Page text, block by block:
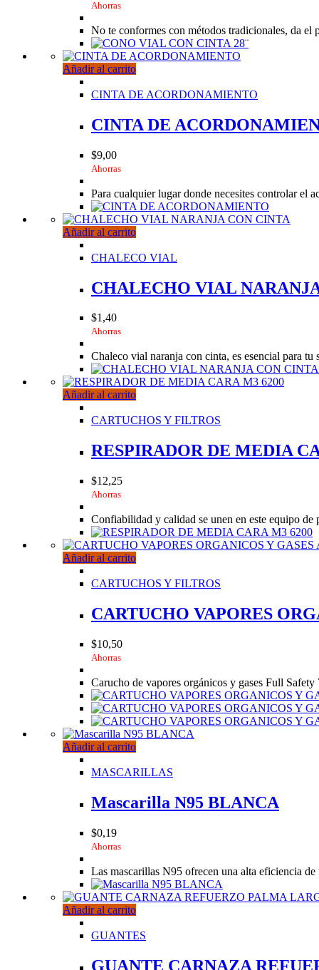
Ahorras
No te conformes con métodos tradicionales, da
Añadir al carrito
CINTA DE ACORDONAMIENTO
CINTA DE
$9,00
Ahorras
Para cualquier lugar donde necesites controlar el
Añadir al carrito
CHALECO VIAL
CHALECHO VIAL
$1,40
Ahorras
Chaleco vial naranja con cinta, es esencial para tu
Añadir al carrito
CARTUCHOS Y FILTROS
RESPIRADOR DE MEDIA
$12,25
Ahorras
Confiabilidad y calidad se unen en este equipo
Añadir al carrito
CARTUCHOS Y FILTROS
CARTUCHO VAPORES
$10,50
Ahorras
Carucho de vapores orgánicos y gases Full Safety
Añadir al carrito
MASCARILLAS
Mascarilla N95 BLANCA
$0,19
Ahorras
Las mascarillas N95 ofrecen una alta eficiencia
Añadir al carrito
GUANTES
GUANTE CARNAZA